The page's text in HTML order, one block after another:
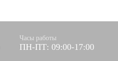
Часы работы
ПН-ПТ: 09:00-17:00